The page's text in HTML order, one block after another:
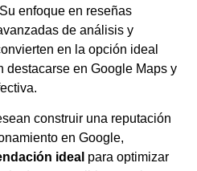
enfoque en reseñas
de análisis y
en la opción ideal
destacarse en Google Maps y
construir una reputación
en Google,
ideal para optimizar